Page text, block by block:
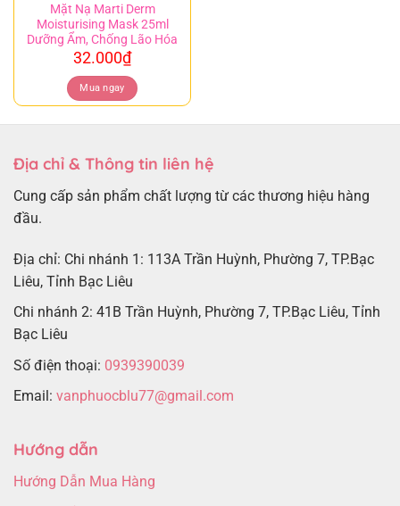
Mặt Nạ Marti Derm
Moisturising Mask 25ml
Dưỡng Ẩm, Chống Lão Hóa
32.000₫
Mua ngay
Địa chỉ & Thông tin liên hệ
Cung cấp sản phẩm chất lượng từ các thương hiệu hàng
đầu.
Địa chỉ: Chi nhánh 1: 113A Trần Huỳnh, Phường 7, TP.Bạc
Liêu, Tỉnh Bạc Liêu
Chi nhánh 2: 41B Trần Huỳnh, Phường 7, TP.Bạc Liêu, Tỉnh
Bạc Liêu
Số điện thoại: 0939390039
Email: vanphuocblu77@gmail.com
Hướng dẫn
Hướng Dẫn Mua Hàng